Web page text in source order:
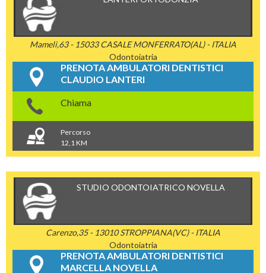
Mameli,63 - 15033 CASALE MONFERRATO(AL) - ITALIA
Odontoiatria
PRENOTA AMBULATORI DENTISTICI
CLAUDIO LANTERI
Chiama
Percorso
12,1 KM
STUDIO ODONTOIATRICO NOVELLA
Carenzo,35 - 13010 STROPPIANA(VC) - ITALIA
Odontoiatria
PRENOTA AMBULATORI DENTISTICI
MARCELLA NOVELLA